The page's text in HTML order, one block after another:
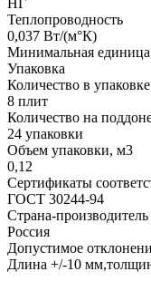
Теплопроводность
0,037 Вт/(м°К)
Минимальная
Упаковка
Количество в упаковке
8 плит
Количество на
24 упаковки
Объем упаковки, м3
0,12
Сертификаты
ГОСТ 30244-94
Страна-производитель
Россия
Допустимое
Длина +/-10